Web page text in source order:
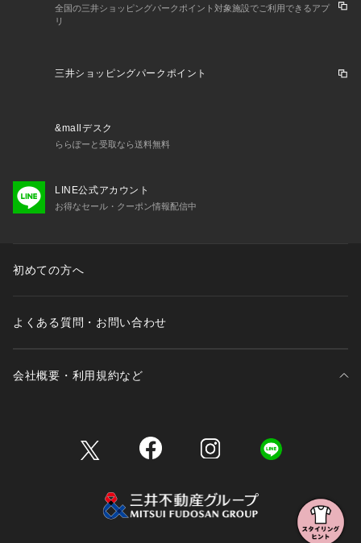
全国の三井ショッピングパークポイント対象施設でご利用できるアプ
リ
三井ショッピングパークポイント
&mallデスク
ららぽーと受取なら送料無料
LINE公式アカウント
お得なセール・クーポン情報配信中
初めての方へ
よくある質問・お問い合わせ
会社概要・利用規約など